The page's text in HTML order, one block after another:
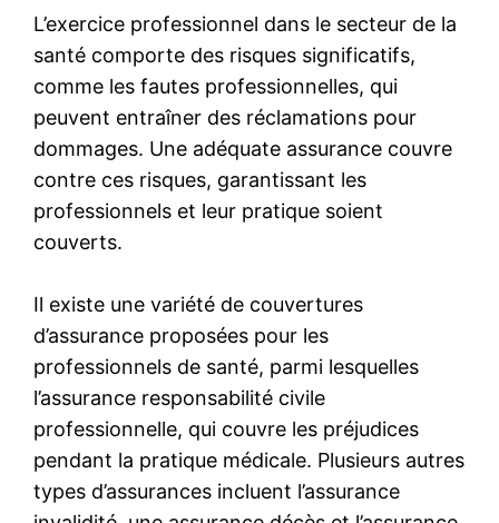
L’exercice professionnel dans le secteur de la
santé comporte des risques significatifs,
comme les fautes professionnelles, qui
peuvent entraîner des réclamations pour
dommages. Une adéquate assurance couvre
contre ces risques, garantissant les
professionnels et leur pratique soient
couverts.
Il existe une variété de couvertures
d’assurance proposées pour les
professionnels de santé, parmi lesquelles
l’assurance responsabilité civile
professionnelle, qui couvre les préjudices
pendant la pratique médicale. Plusieurs autres
types d’assurances incluent l’assurance